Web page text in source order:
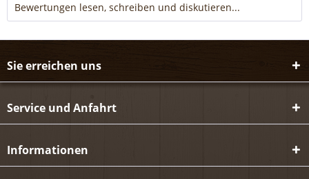
Bewertungen lesen, schreiben und diskutieren...
Sie erreichen uns
Service und Anfahrt
Informationen